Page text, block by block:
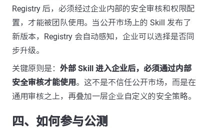
Registry 后，必须经过企业内部的安全审核和权限配
置，才能被团队使用。当公开市场上的 Skill 发布了
新版本，Registry 会自动感知，企业可以选择是否同
步升级。
关键原则是： 外部 Skill 进入企业后，必须通过内部
安全审核才能使用 。这不是不信任公开市场，而是在
通用审核之上，再叠加一层企业自定义的安全策略。
四、如何参与公测